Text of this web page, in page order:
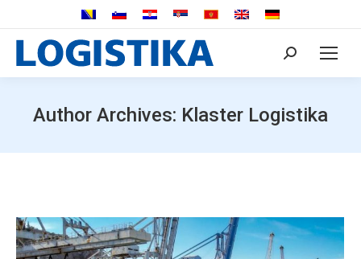
Search:
Author Archives: Klaster Logistika